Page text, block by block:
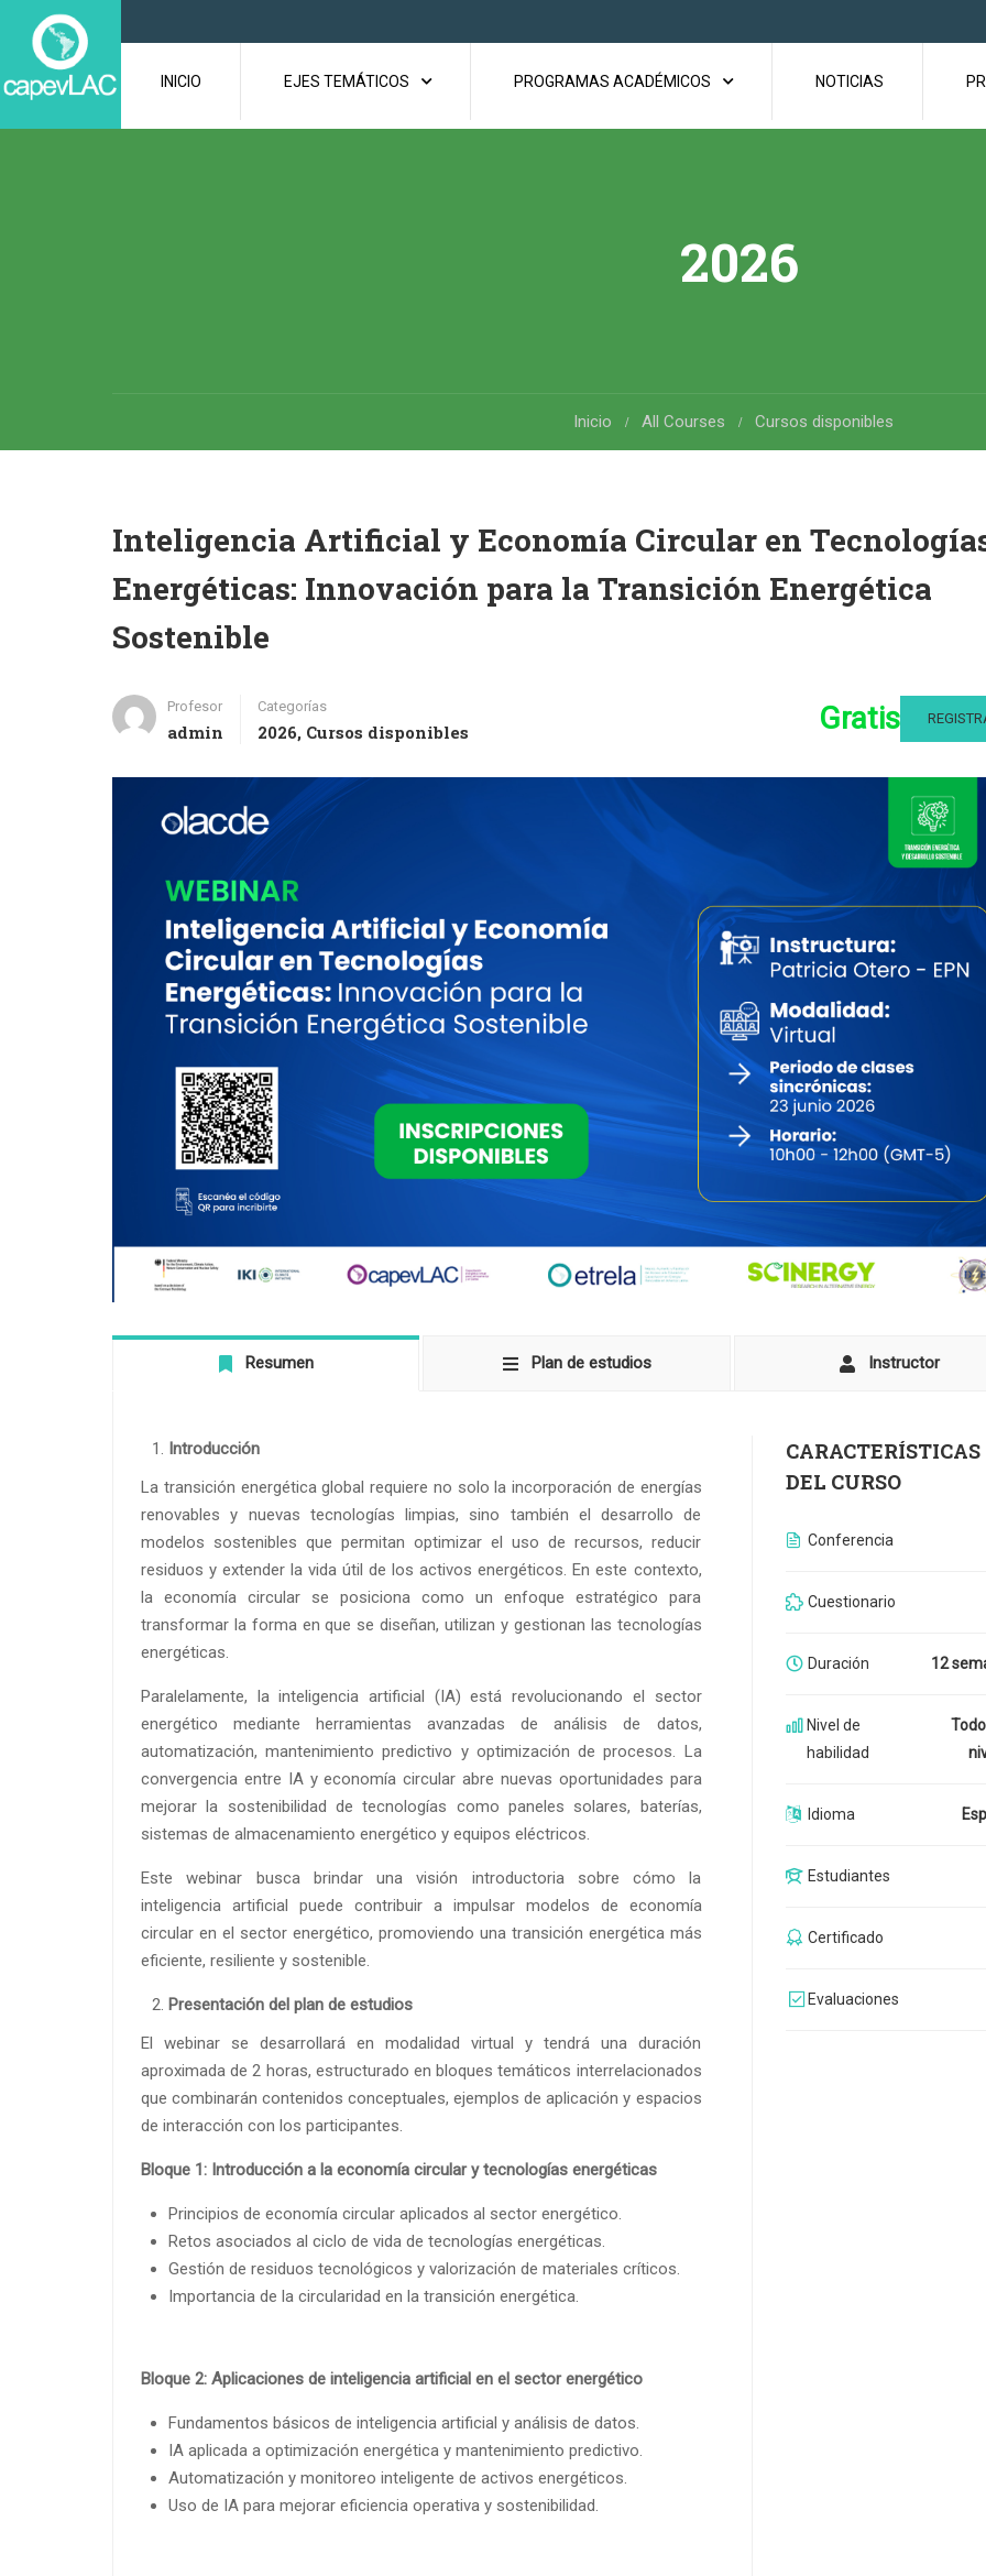
INICIO EJES TEMÁTICOS PROGRAMAS ACADÉMICOS NOTICIAS
2026
Inicio All Courses Cursos disponibles
Inteligencia Artificial y Economía Circular en
Energéticas: Innovación para la Transición Energética
Sostenible
Profesor
admin
Categorías
2026, Cursos disponibles Gratis
Resumen Plan de estudios Instructor
Introducción
La transición energética global requiere no solo la incorporación de energías
renovables y nuevas tecnologías limpias, sino también el desarrollo de
modelos sostenibles que permitan optimizar el uso de recursos, reducir
residuos y extender la vida útil de los activos energéticos. En este contexto,
la economía circular se posiciona como un enfoque estratégico para
transformar la forma en que se diseñan, utilizan y gestionan las tecnologías
energéticas.
Paralelamente, la inteligencia artificial (IA) está revolucionando el sector
energético mediante herramientas avanzadas de análisis de datos,
automatización, mantenimiento predictivo y optimización de procesos. La
convergencia entre IA y economía circular abre nuevas oportunidades para
mejorar la sostenibilidad de tecnologías como paneles solares, baterías,
sistemas de almacenamiento energético y equipos eléctricos.
Este webinar busca brindar una visión introductoria sobre cómo la
inteligencia artificial puede contribuir a impulsar modelos de economía
circular en el sector energético, promoviendo una transición energética más
eficiente, resiliente y sostenible.
Presentación del plan de estudios
El webinar se desarrollará en modalidad virtual y tendrá una duración
aproximada de 2 horas, estructurado en bloques temáticos interrelacionados
que combinarán contenidos conceptuales, ejemplos de aplicación y espacios
de interacción con los participantes.
Bloque 1: Introducción a la economía circular y tecnologías energéticas
Principios de economía circular aplicados al sector energético.
Retos asociados al ciclo de vida de tecnologías energéticas.
Gestión de residuos tecnológicos y valorización de materiales críticos.
Importancia de la circularidad en la transición energética.
Bloque 2: Aplicaciones de inteligencia artificial en el sector energético
Fundamentos básicos de inteligencia artificial y análisis de datos.
IA aplicada a optimización energética y mantenimiento predictivo.
Automatización y monitoreo inteligente de activos energéticos.
Uso de IA para mejorar eficiencia operativa y sostenibilidad.
CARACTERÍSTICAS
DEL CURSO
Conferencia
Cuestionario
Duración 12
Nivel de
habilidad
Idioma
Estudiantes
Certificado
Evaluaciones